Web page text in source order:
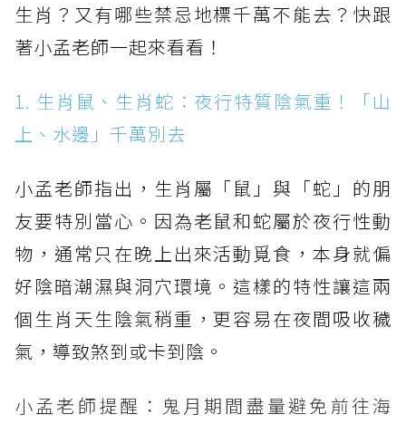
生肖？又有哪些禁忌地標千萬不能去？快跟
著小孟老師一起來看看！
1. 生肖鼠、生肖蛇：夜行特質陰氣重！「山
上、水邊」千萬別去
小孟老師指出，生肖屬「鼠」與「蛇」的朋
友要特別當心。因為老鼠和蛇屬於夜行性動
物，通常只在晚上出來活動覓食，本身就偏
好陰暗潮濕與洞穴環境。這樣的特性讓這兩
個生肖天生陰氣稍重，更容易在夜間吸收穢
氣，導致煞到或卡到陰。
小孟老師提醒：鬼月期間盡量避免前往海